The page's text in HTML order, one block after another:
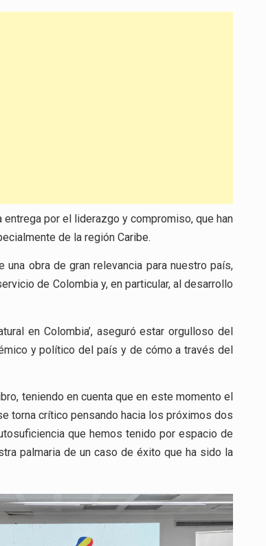
por el liderazgo y compromiso, que han
de la región Caribe.
obra de gran relevancia para nuestro país,
de Colombia y, en particular, al desarrollo
en Colombia’, aseguró estar orgulloso del
y político del país y de cómo a través del
teniendo en cuenta que en este momento el
torna crítico pensando hacia los próximos dos
que hemos tenido por espacio de
palmaria de un caso de éxito que ha sido la